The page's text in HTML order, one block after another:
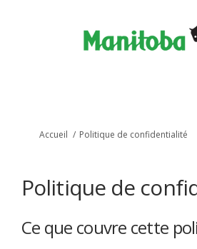
Vous êtes ici:
Accueil Politique de confidentialité
Politique de
Ce que couvre cette